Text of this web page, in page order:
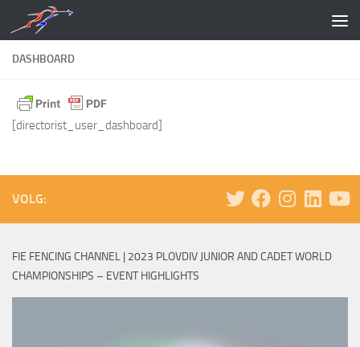
Doorgaan naar inhoud
DASHBOARD
[directorist_user_dashboard]
VOLG:
FIE FENCING CHANNEL | 2023 PLOVDIV JUNIOR AND CADET WORLD
CHAMPIONSHIPS – EVENT HIGHLIGHTS